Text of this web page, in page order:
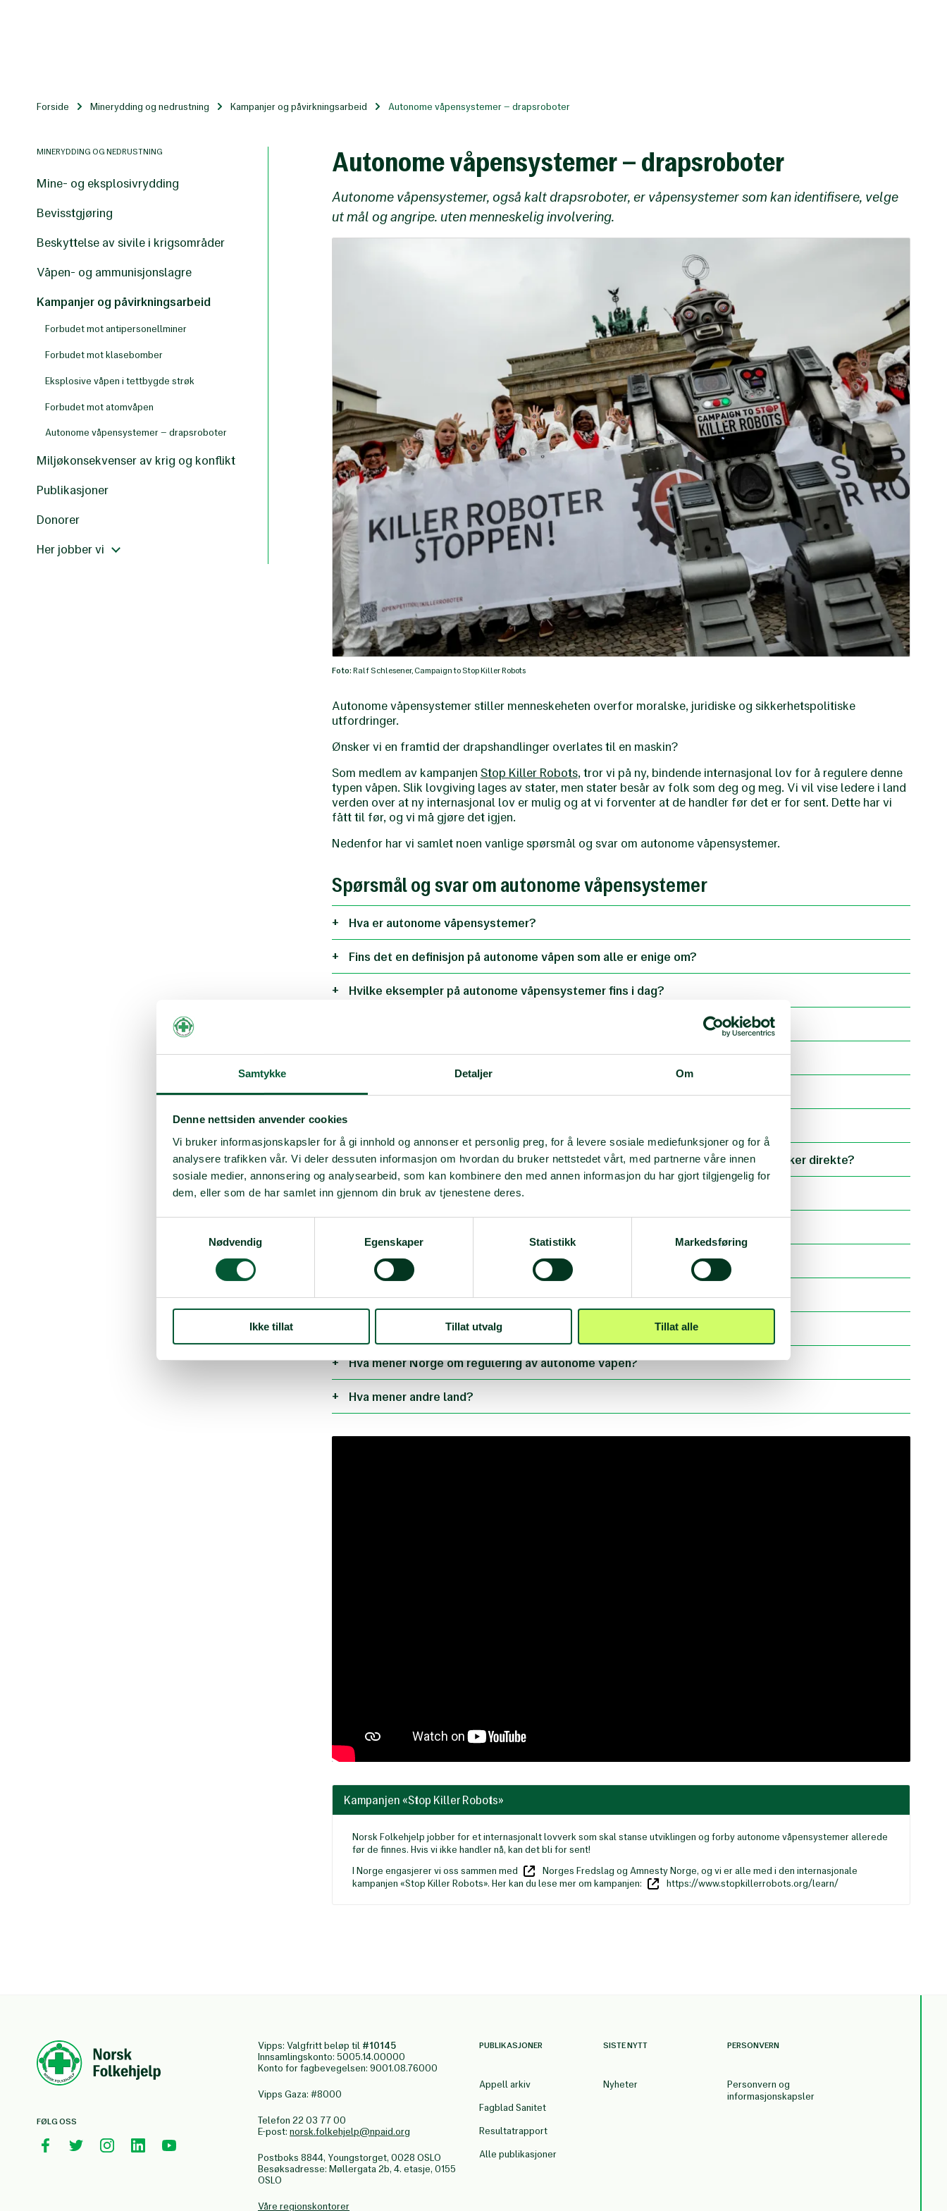
Samtykke Detaljer Om
Denne nettsiden anvender cookies
Vi bruker informasjonskapsler for å gi innhold og annonser et personlig preg, for å levere sosiale mediefunksjoner og for å
analysere trafikken vår. Vi deler dessuten informasjon om hvordan du bruker nettstedet vårt, med partnerne våre innen
sosiale medier, annonsering og analysearbeid, som kan kombinere den med annen informasjon du har gjort tilgjengelig for
dem, eller som de har samlet inn gjennom din bruk av tjenestene deres.
Nødvendig
Egenskaper Statistikk Markedsføring
Ikke tillat Tillat utvalg Tillat alle
Forside Minerydding og nedrustning Kampanjer og påvirkningsarbeid Autonome våpensystemer – drapsroboter
MINERYDDING OG NEDRUSTNING
Mine- og eksplosivrydding
Bevisstgjøring
Beskyttelse av sivile i krigsområder
Våpen- og ammunisjonslagre
Kampanjer og påvirkningsarbeid
Forbudet mot antipersonellminer
Forbudet mot klasebomber
Eksplosive våpen i tettbygde strøk
Forbudet mot atomvåpen
Autonome våpensystemer – drapsroboter
Miljøkonsekvenser av krig og konflikt
Publikasjoner
Donorer
Her jobber vi
Autonome våpensystemer – drapsroboter
Autonome våpensystemer, også kalt drapsroboter, er våpensystemer som kan identifisere, velge
ut mål og angripe. uten menneskelig involvering.
Foto: Ralf Schlesener, Campaign to Stop Killer Robots
Autonome våpensystemer stiller menneskeheten overfor moralske, juridiske og sikkerhetspolitiske
utfordringer.
Ønsker vi en framtid der drapshandlinger overlates til en maskin?
Som medlem av kampanjen Stop Killer Robots, tror vi på ny, bindende internasjonal lov for å regulere denne
typen våpen. Slik lovgiving lages av stater, men stater besår av folk som deg og meg. Vi vil vise ledere i land
verden over at ny internasjonal lov er mulig og at vi forventer at de handler før det er for sent. Dette har vi
fått til før, og vi må gjøre det igjen.
Nedenfor har vi samlet noen vanlige spørsmål og svar om autonome våpensystemer.
Spørsmål og svar om autonome våpensystemer
Hva er autonome våpensystemer?
Fins det en definisjon på autonome våpen som alle er enige om?
Hvilke eksempler på autonome våpensystemer fins i dag?
Hva er bekymringene rundt autonome våpensystemer?
Hva sier krigens folkerett om autonome våpen?
Hva er særlig problematisk med autonome våpensystemer som angriper mennesker direkte?
Hva mener Norsk Folkehjelp om regulering av autonome våpensystemer?
Hvilke politiske prosesser pågår for å regulere autonome våpen?
Er det forskjell på offensive og defensive autonome våpen?
Hva legger vi i begrepet digital dehumanisering?
Hva mener Norge om regulering av autonome våpen?
Hva mener andre land?
Kampanjen «Stop Killer Robots»
Norsk Folkehjelp jobber for et internasjonalt lovverk som skal stanse utviklingen og forby autonome våpensystemer allerede
før de finnes. Hvis vi ikke handler nå, kan det bli for sent!
I Norge engasjerer vi oss sammen med
Norges Fredslag og Amnesty Norge, og vi er alle med i den internasjonale
kampanjen «Stop Killer Robots». Her kan du lese mer om kampanjen:
https://www.stopkillerrobots.org/learn/
FØLG OSS
Vipps: Valgfritt beløp til #10145
Innsamlingskonto: 5005.14.00000
Konto for fagbevegelsen: 9001.08.76000
Vipps Gaza: #8000
Telefon 22 03 77 00
E-post: norsk.folkehjelp@npaid.org
Postboks 8844, Youngstorget, 0028 OSLO
Besøksadresse: Møllergata 2b, 4. etasje, 0155
OSLO
Våre regionskontorer
PUBLIKASJONER
Appell arkiv
Fagblad Sanitet
Resultatrapport
Alle publikasjoner
SISTE NYTT
Nyheter
PERSONVERN
Personvern og
informasjonskapsler